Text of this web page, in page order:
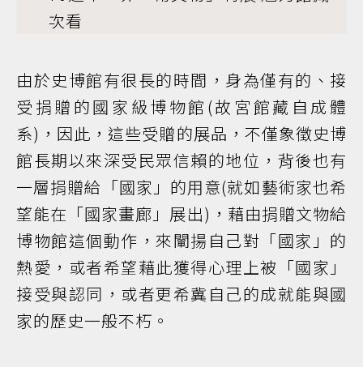
次看
由於史博館有很長的時間，身為僅有的、接
受捐贈的國家級博物館(故宮館藏自成體
系)，因此，這些受贈的展品，不僅象徵史博
館長期以來深受民眾信賴的地位，背後也有
一層捐贈給「國家」的用意(就如藝術家也希
望能在「國家畫廊」展出)，藉由捐贈文物給
博物館這個動作，來闡揚自己對「國家」的
熱愛，或者希望藉此獲得心理上被「國家」
接受與認同，或者更希冀自己的成就能與國
家的歷史一般不朽。